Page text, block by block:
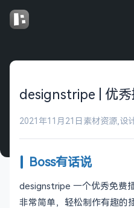
designstripe | 优
2021年11月21日 素材资源,设
Boss有话说
designstripe 一个优秀免费
非常简单，轻松制作有趣的